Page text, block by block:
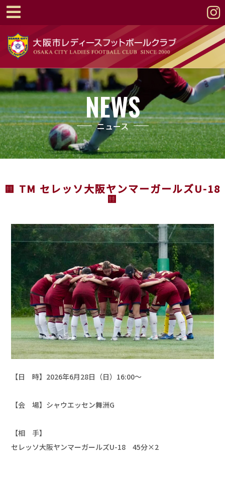
NEWS
ニュース
🟨 TM セレッソ大阪ヤンマーガールズU-18
🟨
【日　時】2026年6月28日（日）16:00〜
【会　場】シャウエッセン舞洲G
【相　手】
セレッソ大阪ヤンマーガールズU-18　45分×2